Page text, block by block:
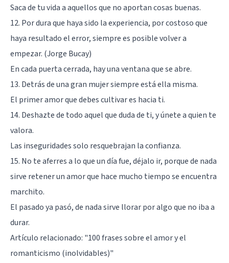
Saca de tu vida a aquellos que no aportan cosas buenas.
12. Por dura que haya sido la experiencia, por costoso que
haya resultado el error, siempre es posible volver a
empezar. (Jorge Bucay)
En cada puerta cerrada, hay una ventana que se abre.
13. Detrás de una gran mujer siempre está ella misma.
El primer amor que debes cultivar es hacia ti.
14. Deshazte de todo aquel que duda de ti, y únete a quien te
valora.
Las inseguridades solo resquebrajan la confianza.
15. No te aferres a lo que un día fue, déjalo ir, porque de nada
sirve retener un amor que hace mucho tiempo se encuentra
marchito.
El pasado ya pasó, de nada sirve llorar por algo que no iba a
durar.
Artículo relacionado: "100 frases sobre el amor y el
romanticismo (inolvidables)"